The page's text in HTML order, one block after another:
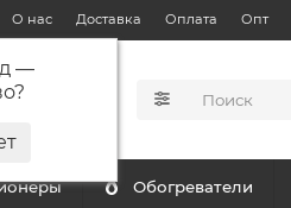
—
?
О нас Доставка Оплата Опт
КАТАЛОГ
Обогреватели